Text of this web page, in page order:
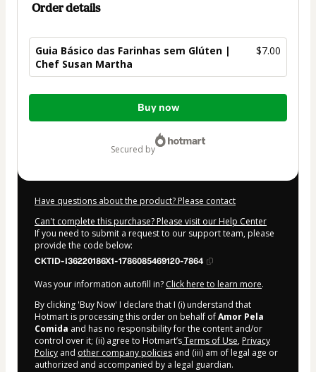
Order details
Guia Básico das Farinhas sem Glúten |
Chef Susan Martha
$7.00
Total
Buy now
secured by
Have questions about the product? Please contact
Can't complete this purchase? Please visit our Help Center
If you need to submit a request to our support team, please
provide the code below:
CKTID-I36220186X1-1786085469120-7864
Was your information autofill in? Click here to learn more.
By clicking 'Buy Now' I declare that I (i) understand that
Hotmart is processing this order on behalf ofAmor Pela
Comida and has no responsibility for the content and/or
control over it; (ii) agree to Hotmart’sTerms of Use, Privacy
Policy and other company policies and (iii) am of legal age or
authorized and accompanied by a legal guardian.